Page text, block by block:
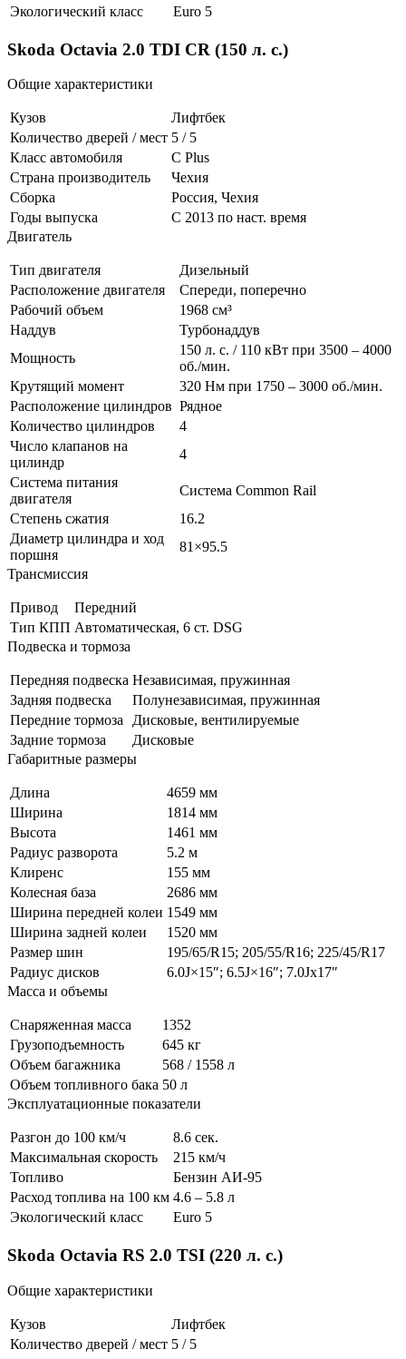
Экологический класс
Euro 5
Skoda Octavia 2.0 TDI CR (150 л. с.)
Общие характеристики
Кузов
Лифтбек
Количество дверей / мест 5 / 5
Класс автомобиля
С Plus
Страна производитель
Чехия
Сборка
Россия, Чехия
Годы выпуска
С 2013 по наст. время
Двигатель
Тип двигателя
Дизельный
Расположение двигателя
Спереди, поперечно
Рабочий объем
1968 см³
Наддув
Турбонаддув
Мощность
150 л. с. / 110 кВт при 3500 – 4000
об./мин.
Крутящий момент
320 Нм при 1750 – 3000 об./мин.
Расположение цилиндров Рядное
Количество цилиндров
4
Число клапанов на
цилиндр
4
Система питания
двигателя
Система Common Rail
Степень сжатия
16.2
Диаметр цилиндра и ход
поршня
81×95.5
Трансмиссия
Привод
Передний
Тип КПП Автоматическая, 6 ст. DSG
Подвеска и тормоза
Передняя подвеска Независимая, пружинная
Задняя подвеска
Полунезависимая, пружинная
Передние тормоза
Дисковые, вентилируемые
Задние тормоза
Дисковые
Габаритные размеры
Длина
4659 мм
Ширина
1814 мм
Высота
1461 мм
Радиус разворота
5.2 м
Клиренс
155 мм
Колесная база
2686 мм
Ширина передней колеи 1549 мм
Ширина задней колеи
1520 мм
Размер шин
195/65/R15; 205/55/R16; 225/45/R17
Радиус дисков
6.0J×15″; 6.5J×16″; 7.0Jx17″
Масса и объемы
Снаряженная масса
1352
Грузоподъемность
645 кг
Объем багажника
568 / 1558 л
Объем топливного бака 50 л
Эксплуатационные показатели
Разгон до 100 км/ч
8.6 сек.
Максимальная скорость
215 км/ч
Топливо
Бензин АИ-95
Расход топлива на 100 км 4.6 – 5.8 л
Экологический класс
Euro 5
Skoda Octavia RS 2.0 TSI (220 л. с.)
Общие характеристики
Кузов
Лифтбек
Количество дверей / мест 5 / 5